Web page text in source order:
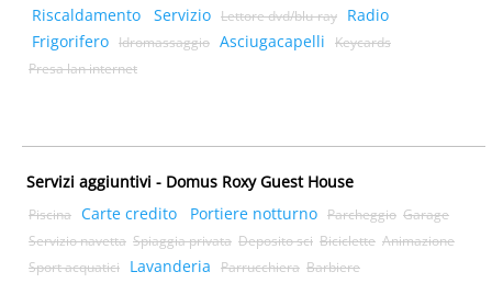
Riscaldamento Servizio Lettore dvd/blu-ray
Radio
Frigorifero Idromassaggio Asciugacapelli
Keycards
Presa lan internet
Servizi aggiuntivi - Domus Roxy Guest House
Piscina Carte credito Portiere notturno Parcheggio Garage
Servizio navetta Spiaggia privata Deposito sci Biciclette Animazione
Sport acquatici
Lavanderia Parrucchiera Barbiere